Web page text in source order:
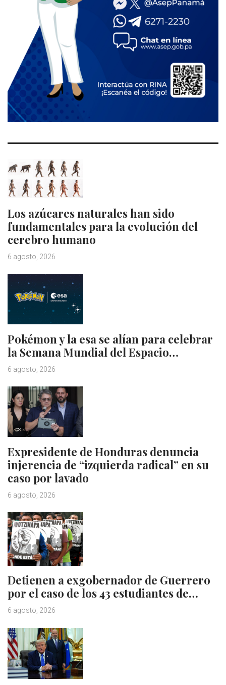
Los azúcares naturales han sido
fundamentales para la evolución del
cerebro humano
6 agosto, 2026
Pokémon y la esa se alían para celebrar
la Semana Mundial del Espacio…
6 agosto, 2026
Expresidente de Honduras denuncia
injerencia de “izquierda radical” en su
caso por lavado
6 agosto, 2026
Detienen a exgobernador de Guerrero
por el caso de los 43 estudiantes de…
6 agosto, 2026